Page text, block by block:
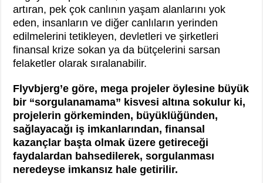
artıran, pek çok canlının yaşam alanlarını yok
eden, insanların ve diğer canlıların yerinden
edilmelerini tetikleyen, devletleri ve şirketleri
finansal krize sokan ya da bütçelerini sarsan
felaketler olarak sıralanabilir.
Flyvbjerg’e göre, mega projeler öylesine büyük
bir “sorgulanamama” kisvesi altına sokulur ki,
projelerin görkeminden, büyüklüğünden,
sağlayacağı iş imkanlarından, finansal
kazançlar başta olmak üzere getireceği
faydalardan bahsedilerek, sorgulanması
neredeyse imkansız hale getirilir.